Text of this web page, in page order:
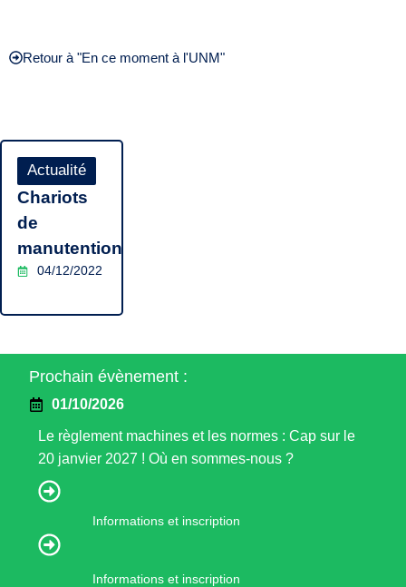
Retour à "En ce moment à l'UNM"
Actualité
Chariots
de
manutention
04/12/2022
Prochain évènement :
01/10/2026
Le règlement machines et les normes : Cap sur le
20 janvier 2027 ! Où en sommes-nous ?
Informations et inscription
Informations et inscription